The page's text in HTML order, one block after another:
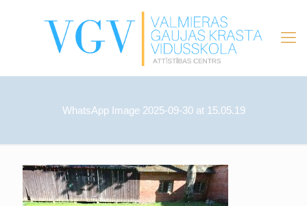
WhatsApp Image 2025-09-30 at 15.05.19